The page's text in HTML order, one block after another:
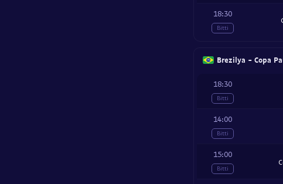
18:30
Bitti
Brezilya - Copa
18:30
Bitti
14:00
Bitti
15:00
Bitti